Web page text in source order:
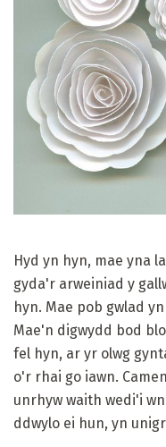
Hyd yn hyn, mae yna
gyda'r arweiniad y
hyn. Mae pob gwlad
Mae'n digwydd bod
fel hyn, ar yr olwg
o'r rhai go iawn.
unrhyw waith wedi'i
ddwylo ei hun, yn